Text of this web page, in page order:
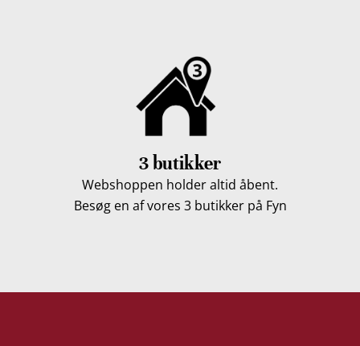
3 butikker
Webshoppen holder altid åbent.
Besøg en af vores 3 butikker på Fyn